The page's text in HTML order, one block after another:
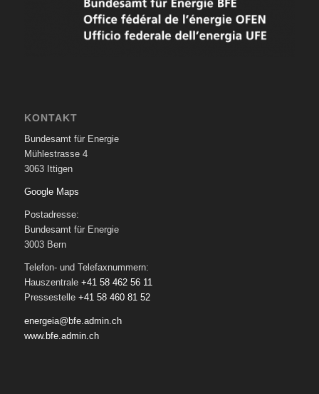
KONTAKT
Bundesamt für Energie
Mühlestrasse 4
3063 Ittigen
Google Maps
Postadresse:
Bundesamt für Energie
3003 Bern
Telefon- und Telefaxnummern:
Hauszentrale +41 58 462 56 11
Pressestelle +41 58 460 81 52
energeia@bfe.admin.ch
www.bfe.admin.ch